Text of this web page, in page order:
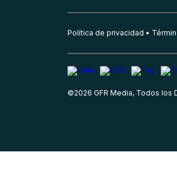
Política de privacidad
©2026 GFR Media, Todos los